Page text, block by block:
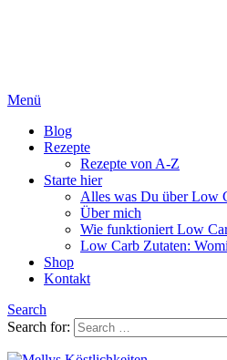
Menü
Blog
Rezepte
Rezepte von A-Z
Starte hier
Alles was Du über Low
Über mich
Wie funktioniert Low
Low Carb Zutaten:
Shop
Kontakt
Search
Search for: